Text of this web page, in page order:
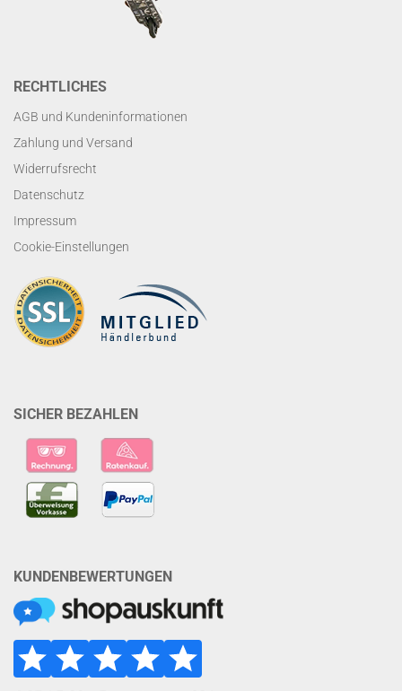
RECHTLICHES
AGB und Kundeninformationen
Zahlung und Versand
Widerrufsrecht
Datenschutz
Impressum
Cookie-Einstellungen
SICHER BEZAHLEN
KUNDENBEWERTUNGEN